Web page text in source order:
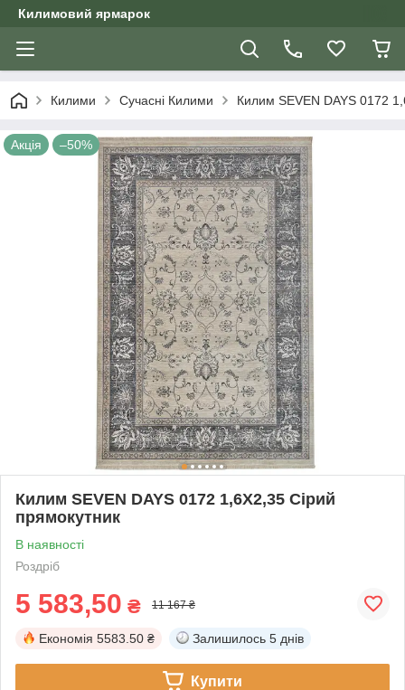
Килимовий ярмарок
Килими Сучасні Килими Килим SEVEN DAYS 0172
Акція –50%
Килим SEVEN DAYS 0172 1,6Х2,35 Сірий
прямокутник
В наявності
Роздріб
5 583,50 ₴ 11 167 ₴
Економія 5583.50 ₴ Залишилось 5 днів
Купити